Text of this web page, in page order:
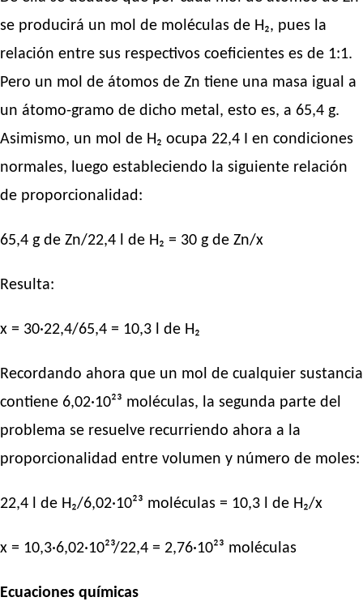
se producirá un mol de moléculas de H₂, pues la
relación entre sus respectivos coeficientes es de 1:1.
Pero un mol de átomos de Zn tiene una masa igual a
un átomo-gramo de dicho metal, esto es, a 65,4 g.
Asimismo, un mol de H₂ ocupa 22,4 I en condiciones
normales, luego estableciendo la siguiente relación
de proporcionalidad:
65,4 g de Zn/22,4 l de H₂ = 30 g de Zn/x
Resulta:
x = 30·22,4/65,4 = 10,3 l de H₂
Recordando ahora que un mol de cualquier sustancia
contiene 6,02·10²³ moléculas, la segunda parte del
problema se resuelve recurriendo ahora a la
proporcionalidad entre volumen y número de moles:
22,4 l de H₂/6,02·10²³ moléculas = 10,3 l de H₂/x
x = 10,3·6,02·10²³/22,4 = 2,76·10²³ moléculas
Ecuaciones químicas